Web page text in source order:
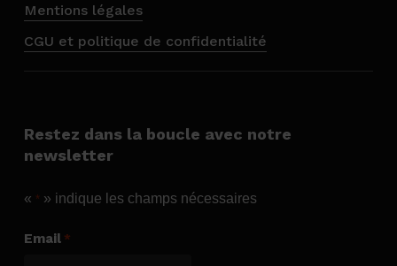
Mentions légales
CGU et politique de confidentialité
Restez dans la boucle avec notre
newsletter
« * » indique les champs nécessaires
Email *